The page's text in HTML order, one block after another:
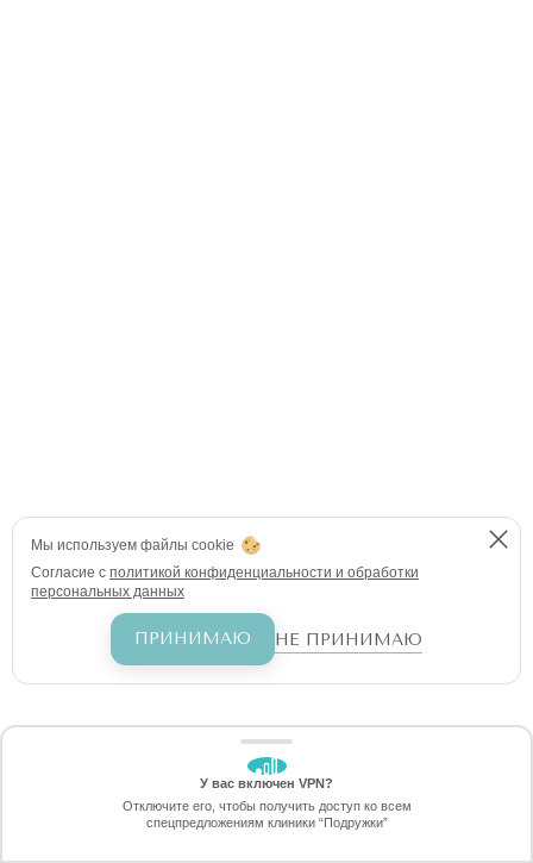
Позвоните
ЗАБЕРИТЕ СКИДКУ
70%
Мы используем файлы cookie
Согласие с политикой конфиденциальности и обработки
персональных данных
ПРИНИМАЮ НЕ ПРИНИМАЮ
У вас включен VPN?
Отключите его, чтобы получить доступ ко всем
спецпредложениям клиники “Подружки”